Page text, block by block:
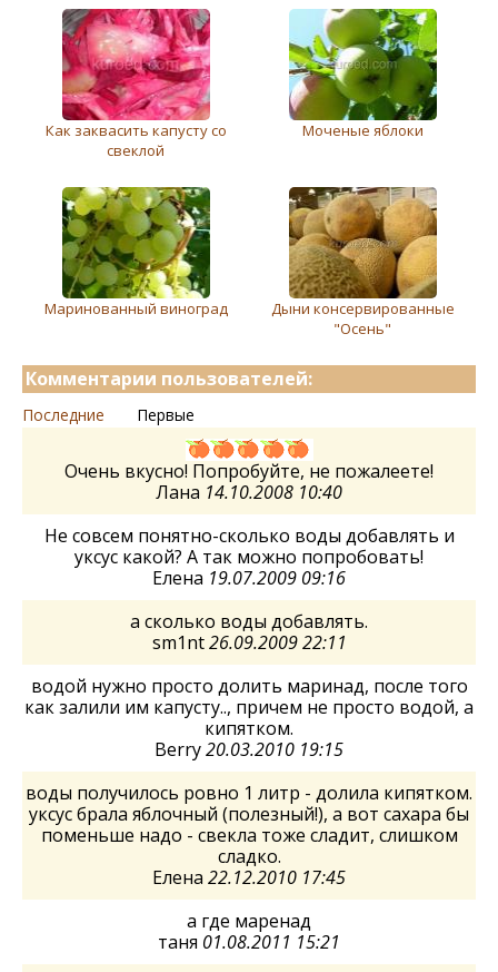
Как заквасить капусту со
свеклой
Моченые яблоки
Маринованный виноград
Дыни консервированные
"Осень"
Комментарии пользователей:
Последние Первые
Очень вкусно! Попробуйте, не пожалеете!
Лана 14.10.2008 10:40
Не совсем понятно-сколько воды добавлять и
уксус какой? А так можно попробовать!
Елена 19.07.2009 09:16
а сколько воды добавлять.
sm1nt26.09.2009 22:11
водой нужно просто долить маринад, после того
как залили им капусту.., причем не просто водой, а
кипятком.
Berry20.03.2010 19:15
воды получилось ровно 1 литр - долила кипятком.
уксус брала яблочный (полезный!), а вот сахара бы
поменьше надо - свекла тоже сладит, слишком
сладко.
Елена 22.12.2010 17:45
а где маренад
таня 01.08.2011 15:21